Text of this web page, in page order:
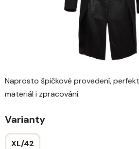
Naprosto špičkové provedení,
materiál i zpracování.
Varianty
XL/42